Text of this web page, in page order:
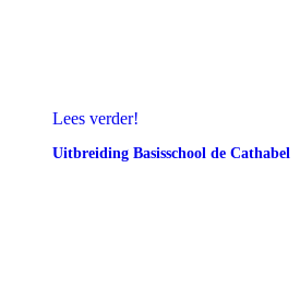
Lees verder!
Uitbreiding Basisschool de Cathabel